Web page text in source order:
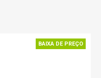
BAIXA DE PREÇO